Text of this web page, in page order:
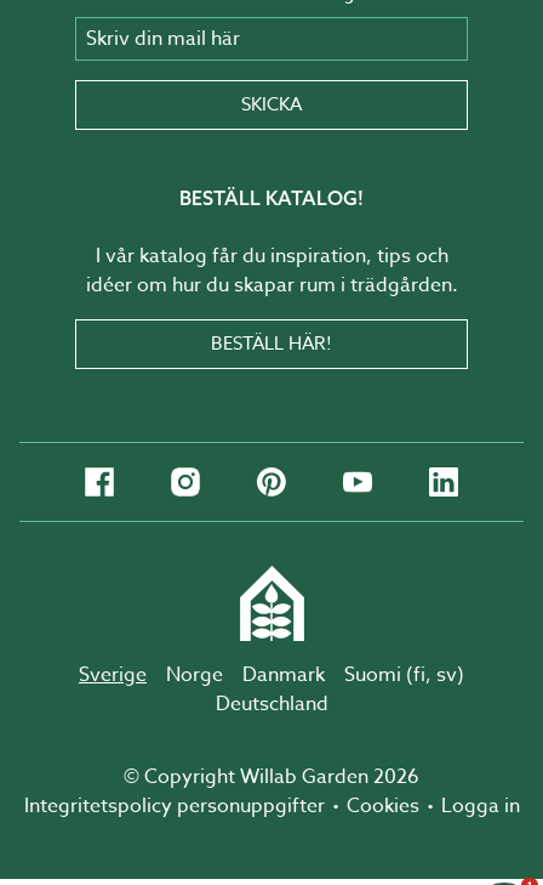
Skriv din mail här
SKICKA
BESTÄLL KATALOG!
I vår katalog får du inspiration, tips och
idéer om hur du skapar rum i trädgården.
BESTÄLL HÄR!
Sverige Norge Danmark Suomi (fi, sv)
Deutschland
© Copyright Willab Garden 2026
Integritetspolicy personuppgifter
Cookies Logga in